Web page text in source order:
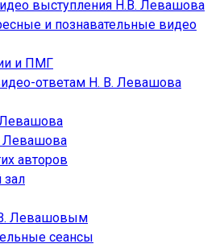
выступления Н.В. Левашова
и познавательные видео
и ПМГ
ответам Н. В. Левашова
Левашова
авторов
зал
Левашовым
сеансы